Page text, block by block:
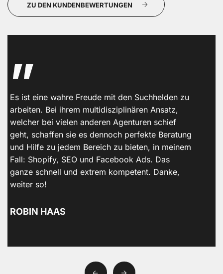
ZU DEN KUNDENBEWERTUNGEN
„
Es ist eine wahre Freude mit den Suchhelden zu
arbeiten. Bei ihrem multidisziplinären Ansatz,
welcher bei vielen anderen Agenturen schief
geht, schaffen sie es dennoch perfekte Beratung
und Hilfe zu jedem Bereich zu bieten, in meinem
Fall: Shopify, SEO und Facebook Ads. Das
ganze schnell und extrem kompetent. Danke,
weiter so!
ROBIN HAAS